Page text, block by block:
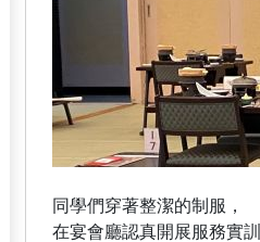
同學們穿著整潔的制服，
在宴會廳認真開展服務實訓